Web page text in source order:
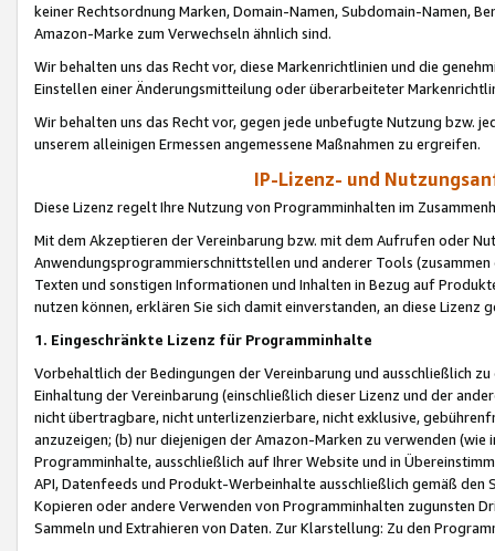
keiner Rechtsordnung Marken, Domain-Namen, Subdomain-Namen,
Amazon-Marke zum Verwechseln ähnlich sind.
Wir behalten uns das Recht vor, diese Markenrichtlinien und die
Einstellen einer Änderungsmitteilung oder überarbeiteter
Wir behalten uns das Recht vor, gegen jede unbefugte Nutzung bzw.
unserem alleinigen Ermessen angemessene Maßnahmen zu ergreifen.
IP-Lizenz- und
Diese Lizenz regelt Ihre Nutzung von Programminhalten im
Mit dem Akzeptieren der Vereinbarung bzw. mit dem Aufrufen oder
Anwendungsprogrammierschnittstellen und anderer Tools (zusammen
Texten und sonstigen Informationen und Inhalten in Bezug auf
nutzen können, erklären Sie sich damit einverstanden, an diese Lizenz
1. Eingeschränkte Lizenz für Programminhalte
Vorbehaltlich der Bedingungen der Vereinbarung und ausschließlich
Einhaltung der Vereinbarung (einschließlich dieser Lizenz und der
nicht übertragbare, nicht unterlizenzierbare, nicht exklusive,
anzuzeigen; (b) nur diejenigen der Amazon-Marken zu verwenden
Programminhalte, ausschließlich auf Ihrer Website und in
API, Datenfeeds und Produkt-Werbeinhalte ausschließlich gemäß
Kopieren oder andere Verwenden von Programminhalten zugunsten
Sammeln und Extrahieren von Daten. Zur Klarstellung: Zu den